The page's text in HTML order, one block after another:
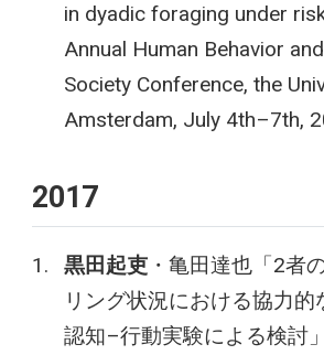
in dyadic foraging under
Annual Human Behavior
Society Conference, the
Amsterdam, July 4th–7th,
2017
黒田起吏・亀田達也「2者
リング状況における協力的
認知–行動実験による検討